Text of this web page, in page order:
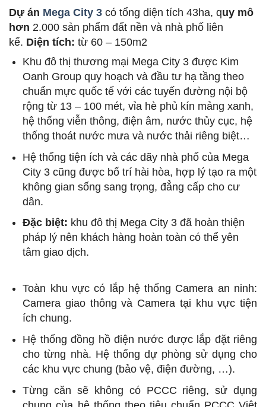
Dự án Mega City 3 có tổng diện tích 43ha, quy mô
hơn 2.000 sản phẩm đất nền và nhà phố liên
kế. Diện tích: từ 60 – 150m2
Khu đô thị thương mại Mega City 3 được Kim
Oanh Group quy hoạch và đầu tư hạ tầng theo
chuẩn mực quốc tế với các tuyến đường nội bộ
rộng từ 13 – 100 mét, vỉa hè phủ kín mảng xanh,
hệ thống viễn thông, điện âm, nước thủy cục, hệ
thống thoát nước mưa và nước thải riêng biệt…
Hệ thống tiện ích và các dãy nhà phố của Mega
City 3 cũng được bố trí hài hòa, hợp lý tạo ra một
không gian sống sang trọng, đẳng cấp cho cư
dân.
Đặc biệt: khu đô thị Mega City 3 đã hoàn thiện
pháp lý nên khách hàng hoàn toàn có thể yên
tâm giao dịch.
Toàn khu vực có lắp hệ thống Camera an ninh:
Camera giao thông và Camera tại khu vực tiện
ích chung.
Hệ thống đồng hồ điện nước được lắp đặt riêng
cho từng nhà. Hệ thống dự phòng sử dụng cho
các khu vực chung (bảo vệ, điện đường, …).
Từng căn sẽ không có PCCC riêng, sử dụng